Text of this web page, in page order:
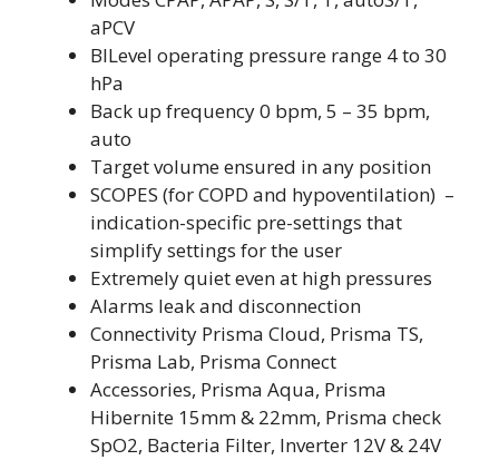
aPCV
BILevel operating pressure range 4 to 30
hPa
Back up frequency 0 bpm, 5 – 35 bpm,
auto
Target volume ensured in any position
SCOPES (for COPD and hypoventilation) –
indication-specific pre-settings that
simplify settings for the user
Extremely quiet even at high pressures
Alarms leak and disconnection
Connectivity Prisma Cloud, Prisma TS,
Prisma Lab, Prisma Connect
Accessories, Prisma Aqua, Prisma
Hibernite 15mm & 22mm, Prisma check
SpO2, Bacteria Filter, Inverter 12V & 24V